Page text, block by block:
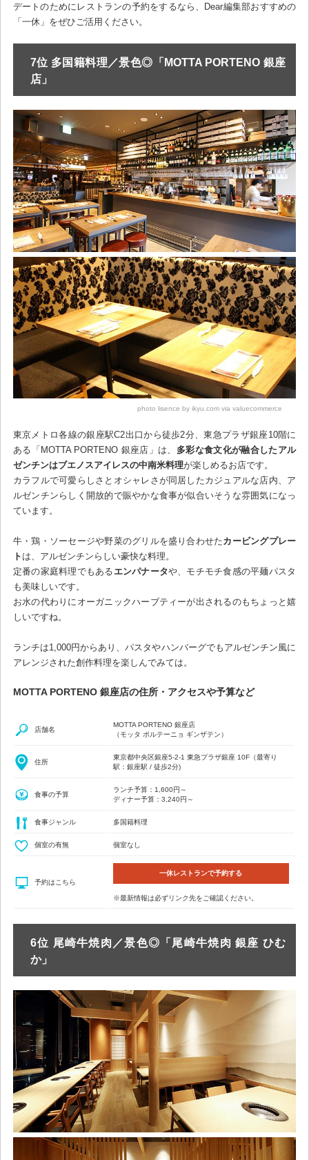
デートのためにレストランの予約をするなら、Dear編集部おすすめの
「一休」をぜひご活用ください。
7位 多国籍料理／景色◎「MOTTA PORTENO 銀座
店」
photo lisence by ikyu.com via valuecommerce
東京メトロ各線の銀座駅C2出口から徒歩2分、東急プラザ銀座10階に
ある「MOTTA PORTENO 銀座店」は、 多彩な食文化が融合したアル
ゼンチンはブエノスアイレスの中南米料理が楽しめるお店です。
カラフルで可愛らしさとオシャレさが同居したカジュアルな店内、ア
ルゼンチンらしく開放的で賑やかな食事が似合いそうな雰囲気になっ
ています。
牛・鶏・ソーセージや野菜のグリルを盛り合わせたカービングプレー
ト は、アルゼンチンらしい豪快な料理。
定番の家庭料理でもある エンパナータや、モチモチ食感の平麺パスタ
も美味しいです。
お水の代わりにオーガニックハーブティーが出されるのもちょっと嬉
しいですね。
ランチは1,000円からあり、パスタやハンバーグでもアルゼンチン風に
アレンジされた創作料理を楽しんでみては。
MOTTA PORTENO 銀座店の住所・アクセスや予算など
店舗名
MOTTA PORTENO 銀座店
（モッタ ポルテーニョ ギンザテン）
住所
東京都中央区銀座5-2-1 東急プラザ銀座 10F（最寄り
駅：銀座駅 / 徒歩2分)
食事の予算
ランチ予算：1,600円～
ディナー予算：3,240円～
食事ジャンル 多国籍料理
個室の有無 個室なし
予約はこちら
一休レストランで予約する
※最新情報は必ずリンク先をご確認ください。
6位 尾崎牛焼肉／景色◎「尾崎牛焼肉 銀座 ひむ
か」